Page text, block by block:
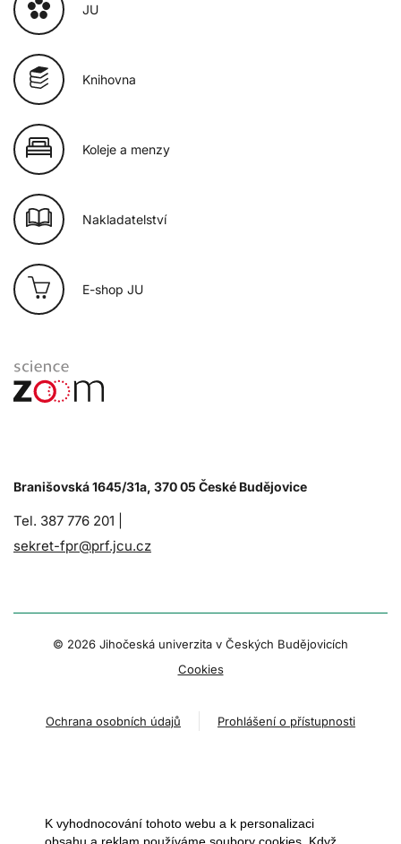
JU
Knihovna
Koleje a menzy
Nakladatelství
E-shop JU
Branišovská 1645/31a, 370 05 České Budějovice
Tel. 387 776 201 |
sekret-fpr@prf.jcu.cz
© 2026 Jihočeská univerzita v Českých Budějovicích
Cookies
Ochrana osobních údajů Prohlášení o přístupnosti
K vyhodnocování tohoto webu a k personalizaci